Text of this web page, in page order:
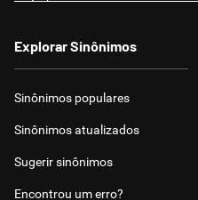
Explorar Sinônimos
Sinônimos populares
Sinônimos atualizados
Sugerir sinônimos
Encontrou um erro?